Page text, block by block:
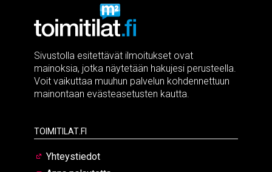
Sivustolla esitettävät ilmoitukset ovat
mainoksia, jotka näytetään hakujesi perusteella.
Voit vaikuttaa muuhun palvelun kohdennettuun
mainontaan evästeasetusten kautta.
Toimitilat.fi
Yhteystiedot